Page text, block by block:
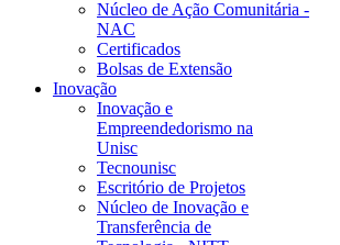
Núcleo de Ação Comunitária -
NAC
Certificados
Bolsas de Extensão
Inovação
Inovação e
Empreendedorismo na
Unisc
Tecnounisc
Escritório de Projetos
Núcleo de Inovação e
Transferência de